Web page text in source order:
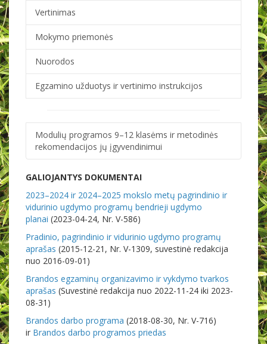
Vertinimas
Mokymo priemonės
Nuorodos
Egzamino užduotys ir vertinimo instrukcijos
Modulių programos 9–12 klasėms ir metodinės
rekomendacijos jų įgyvendinimui
GALIOJANTYS DOKUMENTAI
2023–2024 ir 2024–2025 mokslo metų pagrindinio ir
vidurinio ugdymo programų bendrieji ugdymo
planai (2023-04-24, Nr. V-586)
Pradinio, pagrindinio ir vidurinio ugdymo programų
aprašas (2015-12-21, Nr. V-1309, suvestinė redakcija
nuo 2016-09-01)
Brandos egzaminų organizavimo ir vykdymo tvarkos
aprašas (Suvestinė redakcija nuo 2022-11-24 iki 2023-
08-31)
Brandos darbo programa (2018-08-30, Nr. V-716)
ir Brandos darbo programos priedas